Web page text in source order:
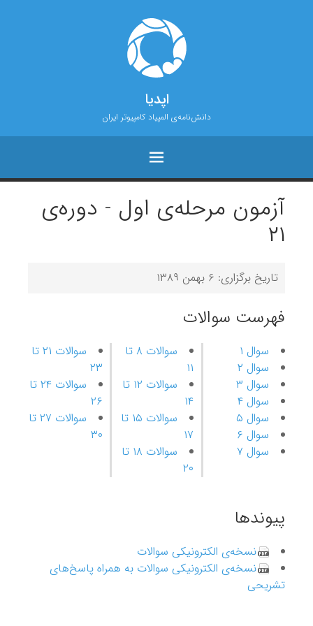
اپدیا
دانش‌نامه‌ی المپیاد کامپیوتر ایران
آزمون مرحله‌ی اول - دوره‌ی
۲۱
تاریخ برگزاری: ۶ بهمن ۱۳۸۹
فهرست سوالات
سوال ۱
سوال ۲
سوال ۳
سوال ۴
سوال ۵
سوال ۶
سوال ۷
سوالات ۸ تا
۱۱
سوالات ۱۲ تا
۱۴
سوالات ۱۵ تا
۱۷
سوالات ۱۸ تا
۲۰
سوالات ۲۱ تا
۲۳
سوالات ۲۴ تا
۲۶
سوالات ۲۷ تا
۳۰
پیوندها
نسخه‌ی الکترونیکی سوالات
نسخه‌ی الکترونیکی سوالات به همراه پاسخ‌های
تشریحی